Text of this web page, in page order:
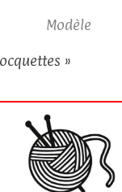
Modèle
»